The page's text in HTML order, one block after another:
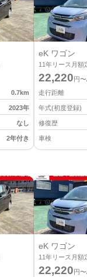
0.7km
2023年
なし
2年付き
eK ワゴン
11年リース月額
22,220円
走行距離
年式(初度登録)
修復歴
車検
eK ワゴン
11年リース月額
22,220円